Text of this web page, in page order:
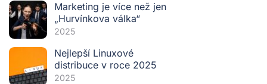
Marketing je více než jen
„Hurvínkova válka“
2025
Nejlepší Linuxové
distribuce v roce 2025
2025